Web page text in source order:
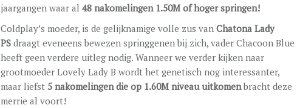
jaargangen waar al 48 nakomelingen 1.50M of hoger springen!
Coldplay’s moeder, is de gelijknamige volle zus van Chatona Lady
PS draagt eveneens bewezen springgenen bij zich, vader Chacoon Blue
heeft geen verdere uitleg nodig. Wanneer we verder kijken naar
grootmoeder Lovely Lady B wordt het genetisch nog interessanter,
maar liefst 5 nakomelingen die op 1.60M niveau uitkomenbracht deze
merrie al voort!